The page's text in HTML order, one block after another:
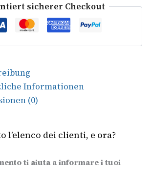
sicherer Checkout
Informationen
(0)
l’elenco dei clienti, e ora?
ti aiuta a informare i tuoi